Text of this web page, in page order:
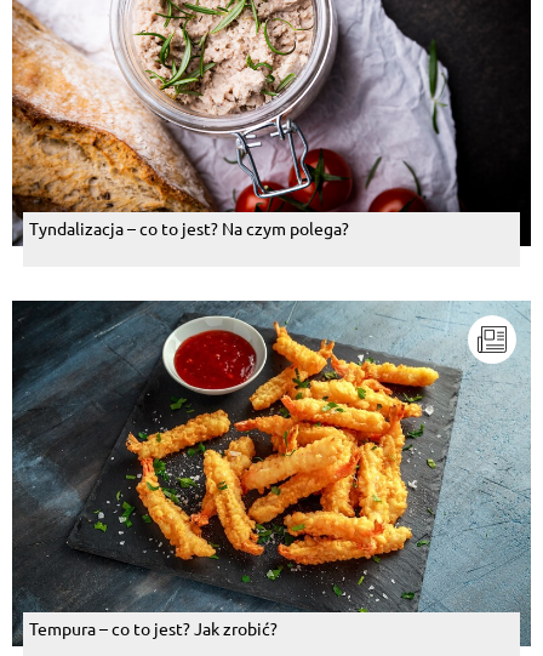
Tyndalizacja – co to jest? Na czym polega?
Tempura – co to jest? Jak zrobić?